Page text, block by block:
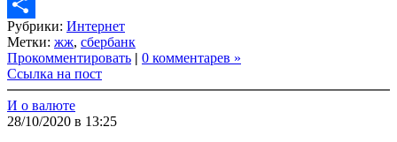
Copy
Link
Share
Рубрики: Интернет
Метки: жж, сбербанк
Прокомментировать | 0 комментарев »
Ссылка на пост
И о валюте
28/10/2020 в 13:25